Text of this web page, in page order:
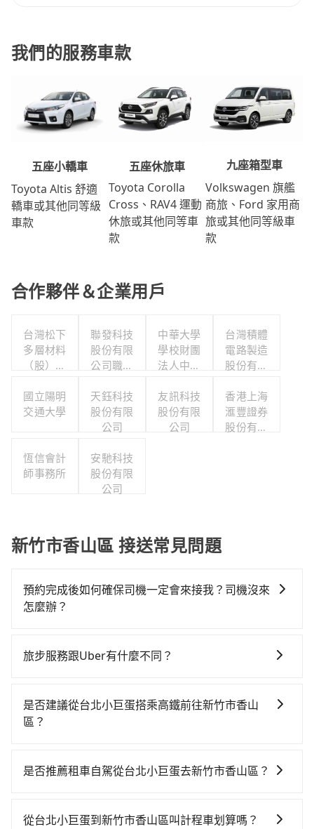
我們的服務車款
五座小轎車
Toyota Altis 舒適
轎車或其他同等級
車款
五座休旅車
Toyota Corolla
Cross、RAV4 運動
休旅或其他同等車
款
九座箱型車
Volkswagen 旗艦
商旅、Ford 家用商
旅或其他同等級車
款
合作夥伴＆企業用戶
台灣松下
多層材料
（股）公
利委員會
聯發科技
股份有限
公司職工
會
中華大學
學校財團
法人中華
台灣積體
電路製造
股份有限
國立陽明
交通大學
天鈺科技
股份有限
公司
友訊科技
股份有限
公司
香港上海
滙豐證券
股份有限
恆信會計
師事務所
安馳科技
股份有限
公司
新竹市香山區 接送常見問題
預約完成後如何確保司機一定會來接我？司機沒來
怎麼辦？
派車。在出發前一天晚上八點時，會透過電子郵件與簡
繫，可能原本約定的地點不適合暫停而改停靠在附近的
位置。但如果遇到車輛故障或者前一趟車嚴重耽誤，
旅步服務跟Uber有什麼不同？
中長程提供最優惠的價格。 (3) 全台服務，不分城市與郊
區。 (4) 有較為嚴謹的乘車時間與取消政策。
是否建議從台北小巨蛋搭乘高鐵前往新竹市香山
區？
貴、費時、轉車麻煩！從最早06:26一直到23:00，台北-
車花費約300元、車程約17分鐘。抵達高鐵站後，步行
是否推薦租車自駕從台北小巨蛋去新竹市香山區？
時不需要閉目養神（因為要自己開車），在北北基桃竹
從台北小巨蛋到新竹市香山區叫計程車划算嗎？